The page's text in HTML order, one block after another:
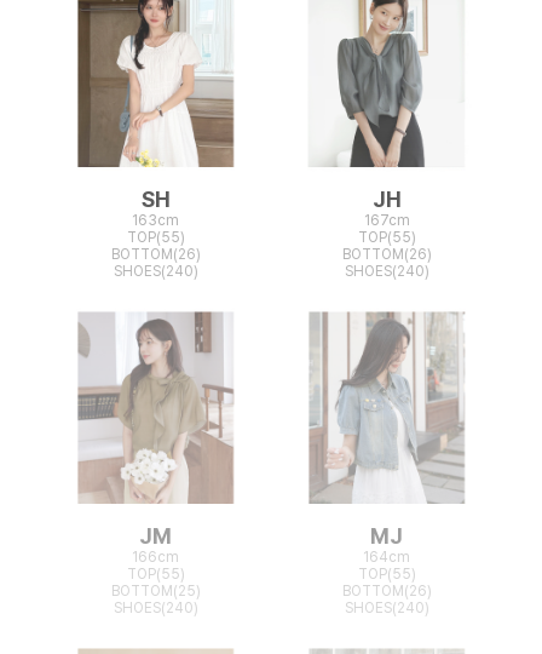
SH
163cm
TOP(55)
BOTTOM(26)
SHOES(240)
JH
167cm
TOP(55)
BOTTOM(26)
SHOES(240)
JM
166cm
TOP(55)
BOTTOM(25)
SHOES(240)
MJ
164cm
TOP(55)
BOTTOM(26)
SHOES(240)